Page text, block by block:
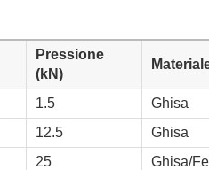
Pressione
(kN)
1.5 Ghisa
12.5 Ghisa
25 Ghisa/